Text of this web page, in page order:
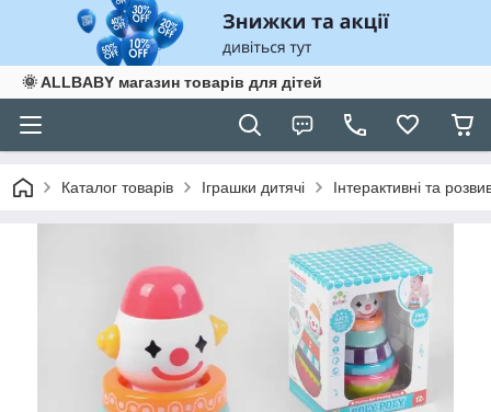
🌞 ALLBABY магазин товарів для дітей
Каталог товарів Іграшки дитячі Інтерактивні та